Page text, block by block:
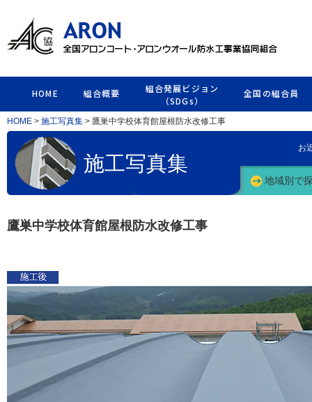
HOME 組合概要
組合発展ビジョン
（SDGs）
全国の組合員
HOME > 施工写真集 > 鷹巣中学校体育館屋根防水改修工事
施工写真集
お
地域別で
鷹巣中学校体育館屋根防水改修工事